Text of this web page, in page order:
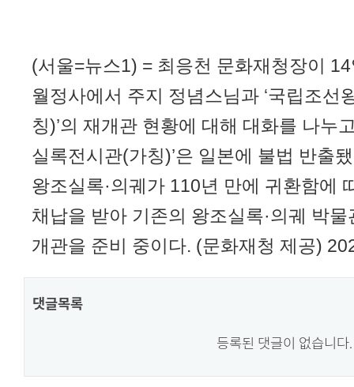
(서울=뉴스1) = 최응천 문화재청장이
월정사에서 주지 정념스님과 ‘국립조선
칭)’의 재개관 현황에 대해 대화를 나누
실록전시관(가칭)’은 일본에 불법 반출
왕조실록·의궤가 110년 만에 귀환함에
채납을 받아 기존의 왕조실록·의궤 박
개관을 준비 중이다. (문화재청 제공)
댓글목록
등록된 댓글이 없습니다.